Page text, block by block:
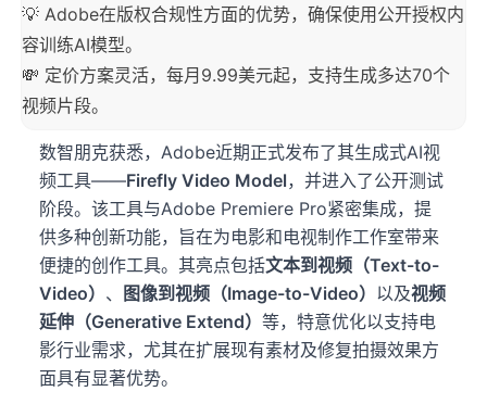
💡 Adobe在版权合规性方面的优势，确保使用公开授权内
容训练AI模型。
💸 定价方案灵活，每月9.99美元起，支持生成多达70个
视频片段。
数智朋克获悉，Adobe近期正式发布了其生成式AI视
频工具——Firefly Video Model，并进入了公开测试
阶段。该工具与Adobe Premiere Pro紧密集成，提
供多种创新功能，旨在为电影和电视制作工作室带来
便捷的创作工具。其亮点包括文本到视频（Text-to-
Video） 、 图像到视频（Image-to-Video） 以及视频
延伸（Generative Extend） 等，特意优化以支持电
影行业需求，尤其在扩展现有素材及修复拍摄效果方
面具有显著优势。